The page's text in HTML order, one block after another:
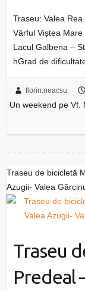
Traseu: Valea
Vârful Viștea
Lacul Galbena –
hGrad de
florin.neacsu
Un weekend pe Vf.
Traseu de bicicletă
Azugii- Valea
Traseu
Predeal